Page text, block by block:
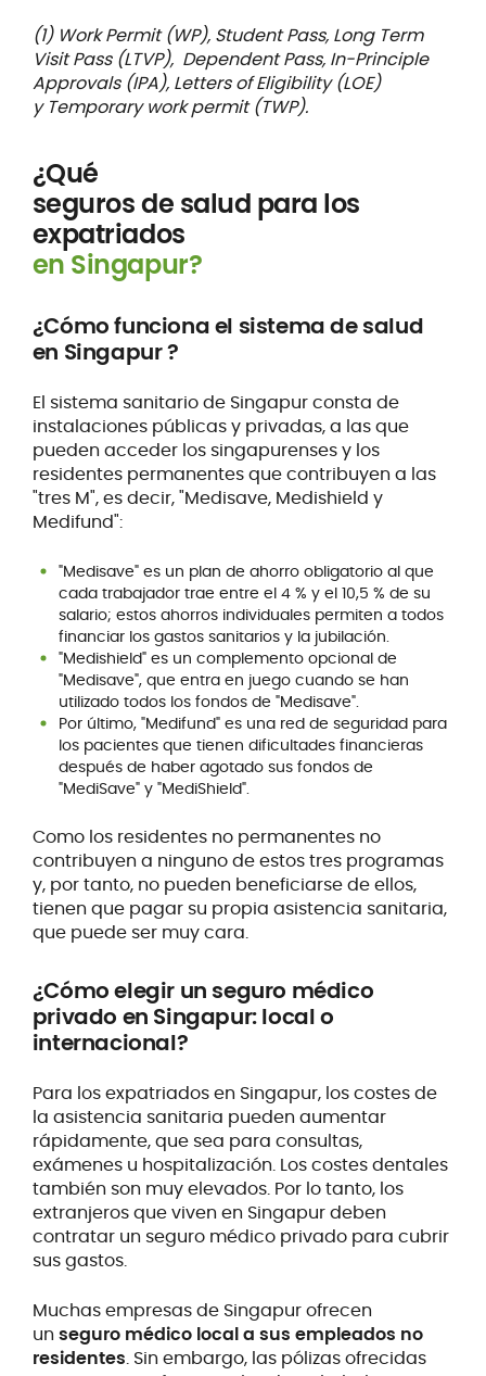
(1) Work Permit (WP), Student Pass, Long Term
Visit Pass (LTVP), Dependent Pass, In-Principle
Approvals (IPA), Letters of Eligibility (LOE)
y Temporary work permit (TWP).
¿Qué
seguros de salud para los
expatriados
en Singapur?
¿Cómo funciona el sistema de salud
en Singapur ?
El sistema sanitario de Singapur consta de
instalaciones públicas y privadas, a las que
pueden acceder los singapurenses y los
residentes permanentes que contribuyen a las
"tres M", es decir, "Medisave, Medishield y
Medifund":
"Medisave" es un plan de ahorro obligatorio al que
cada trabajador trae entre el 4 % y el 10,5 % de su
salario; estos ahorros individuales permiten a todos
financiar los gastos sanitarios y la jubilación.
"Medishield" es un complemento opcional de
"Medisave", que entra en juego cuando se han
utilizado todos los fondos de "Medisave".
Por último, "Medifund" es una red de seguridad para
los pacientes que tienen dificultades financieras
después de haber agotado sus fondos de
"MediSave" y "MediShield".
Como los residentes no permanentes no
contribuyen a ninguno de estos tres programas
y, por tanto, no pueden beneficiarse de ellos,
tienen que pagar su propia asistencia sanitaria,
que puede ser muy cara.
¿Cómoelegir un seguro médico
privado en Singapur: local o
internacional?
Para los expatriados en Singapur, los costes de
la asistencia sanitaria pueden aumentar
rápidamente, que sea para consultas,
exámenes u hospitalización. Los costes dentales
también son muy elevados. Por lo tanto, los
extranjeros que viven en Singapur deben
contratar un seguro médico privado para cubrir
sus gastos.
Muchas empresas de Singapur ofrecen
un seguro médico local a sus empleados no
residentes. Sin embargo, las pólizas ofrecidas